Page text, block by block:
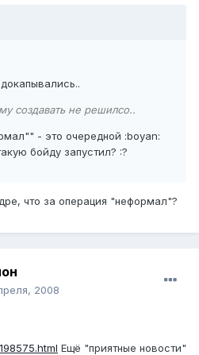
создавать не решилсо..
- это очередной :boyan:
бойду запустил? :?
что за операция "неформал"?
2008
Ещё "приятные новости"